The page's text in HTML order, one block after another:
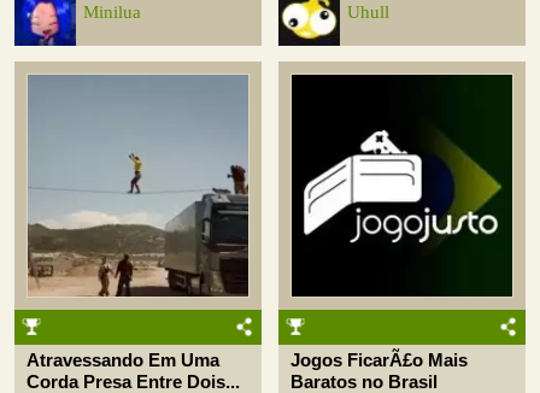
Minilua Uhull
Atravessando Em Uma
Corda Presa Entre Dois...
Jogos FicarÃ£o Mais
Baratos no Brasil